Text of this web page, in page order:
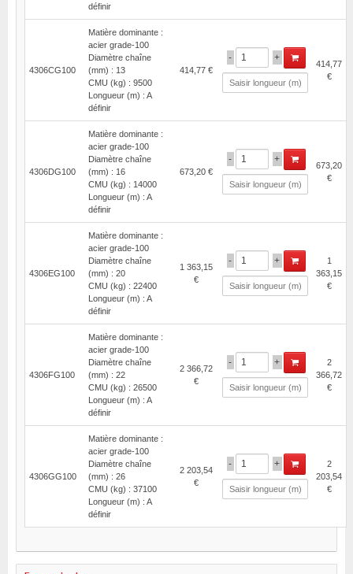
définir
4306CG100
Matière dominante :
acier grade-100
Diamètre chaîne
(mm) : 13
CMU (kg) : 9500
Longueur (m) : A
définir
414,77 €
- +
414,77
€
4306DG100
Matière dominante :
acier grade-100
Diamètre chaîne
(mm) : 16
CMU (kg) : 14000
Longueur (m) : A
définir
673,20 €
- +
673,20
€
4306EG100
Matière dominante :
acier grade-100
Diamètre chaîne
(mm) : 20
CMU (kg) : 22400
Longueur (m) : A
définir
1 363,15
€
- +
1
363,15
€
4306FG100
Matière dominante :
acier grade-100
Diamètre chaîne
(mm) : 22
CMU (kg) : 26500
Longueur (m) : A
définir
2 366,72
€
- +
2
366,72
€
4306GG100
Matière dominante :
acier grade-100
Diamètre chaîne
(mm) : 26
CMU (kg) : 37100
Longueur (m) : A
définir
2 203,54
€
- +
2
203,54
€